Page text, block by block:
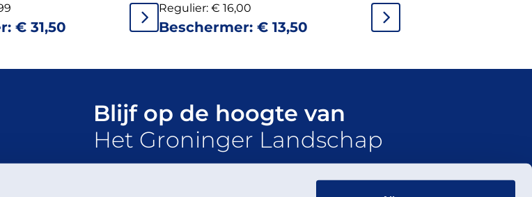
€31,50
Regulier: € 16,00
Beschermer: €13,50
Blijf op de hoogte van
Het Groninger Landschap